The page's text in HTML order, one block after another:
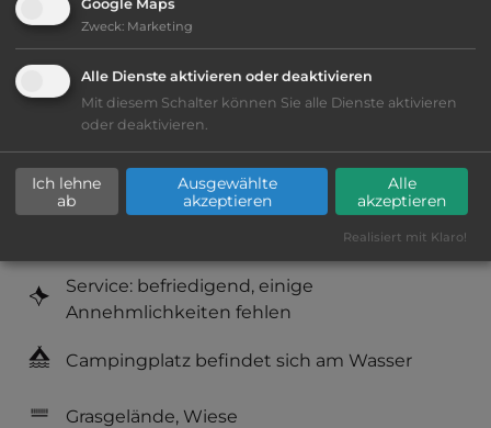
Klassifizierung: befriedigend
Lage: sehr schön
Platzeinrichtung: befriedigend
Geräuschkulisse: sehr ruhig
Service: befriedigend, einige
Annehmlichkeiten fehlen
Campingplatz befindet sich am Wasser
Grasgelände, Wiese
Google Maps
Zweck: Marketing
Alle Dienste aktivieren oder deaktivieren
Mit diesem Schalter können Sie alle Dienste aktivieren
oder deaktivieren.
Ich lehne
ab
Ausgewählte
akzeptieren
Alle
akzeptieren
Realisiert mit Klaro!